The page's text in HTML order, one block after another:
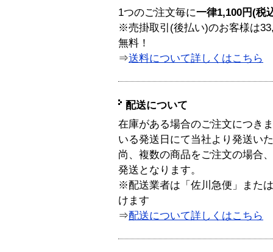
1つのご注文毎に一律1,100円(税
※売掛取引(後払い)のお客様は
無料！
⇒送料について詳しくはこちら
配送について
在庫がある場合のご注文につき
いる発送日にて当社より発送い
尚、複数の商品をご注文の場合
発送となります。
※配送業者は「佐川急便」また
けます
⇒配送について詳しくはこちら